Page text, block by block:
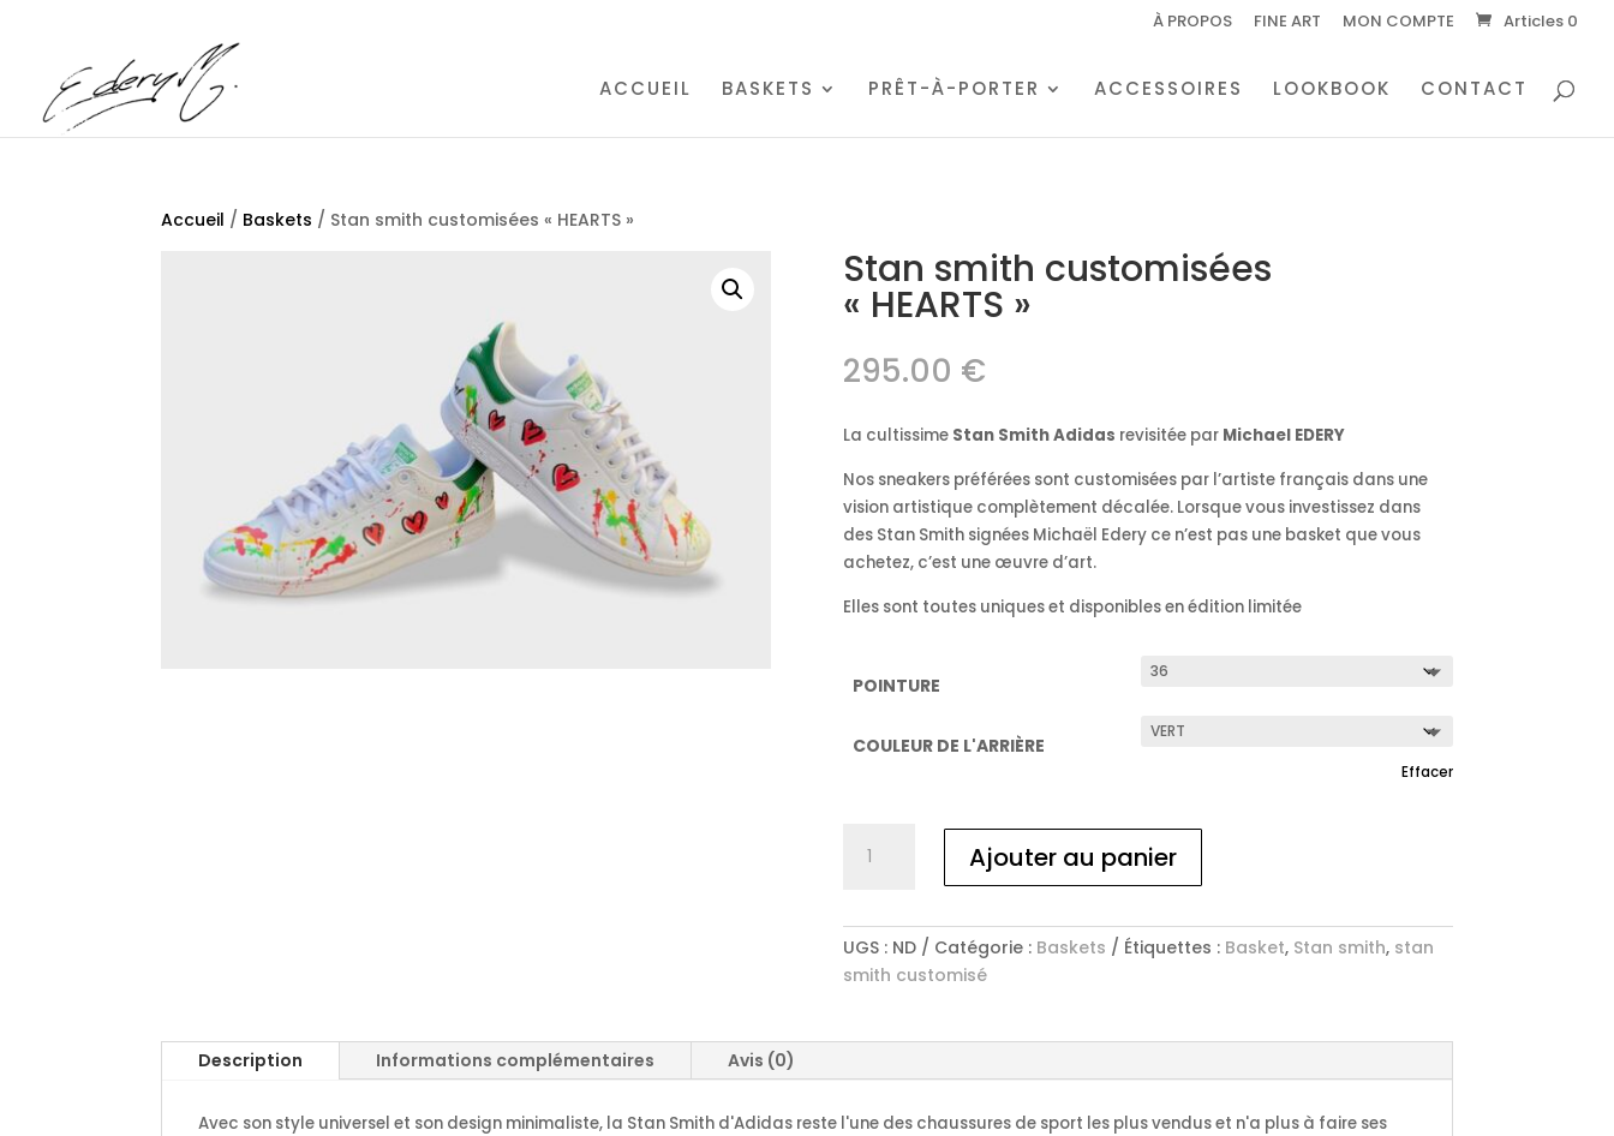
À PROPOS FINE ART MON COMPTE Articles 0
ACCUEIL BASKETS PRÊT-À-PORTER ACCESSOIRES LOOKBOOK CONTACT
Accueil / Baskets / Stan smith customisées « HEARTS »
Stan smith customisées
« HEARTS »
295.00 €
La cultissime Stan Smith Adidas revisitée par Michael EDERY
Nos sneakers préférées sont customisées par l’artiste français dans une
vision artistique complètement décalée. Lorsque vous investissez dans
des Stan Smith signées Michaël Edery ce n’est pas une basket que vous
achetez, c’est une œuvre d’art.
Elles sont toutes uniques et disponibles en édition limitée
POINTURE
COULEUR DE L'ARRIÈRE
Effacer
customisées
"HEARTS"
Ajouter au panier
UGS : ND Catégorie : Baskets Étiquettes : Basket, Stan smith, stan
smith customisé
Description Informations complémentaires Avis (0)
Avec son style universel et son design minimaliste, la Stan Smith d'Adidas reste l'une des chaussures de sport les plus vendus et n'a plus à faire ses